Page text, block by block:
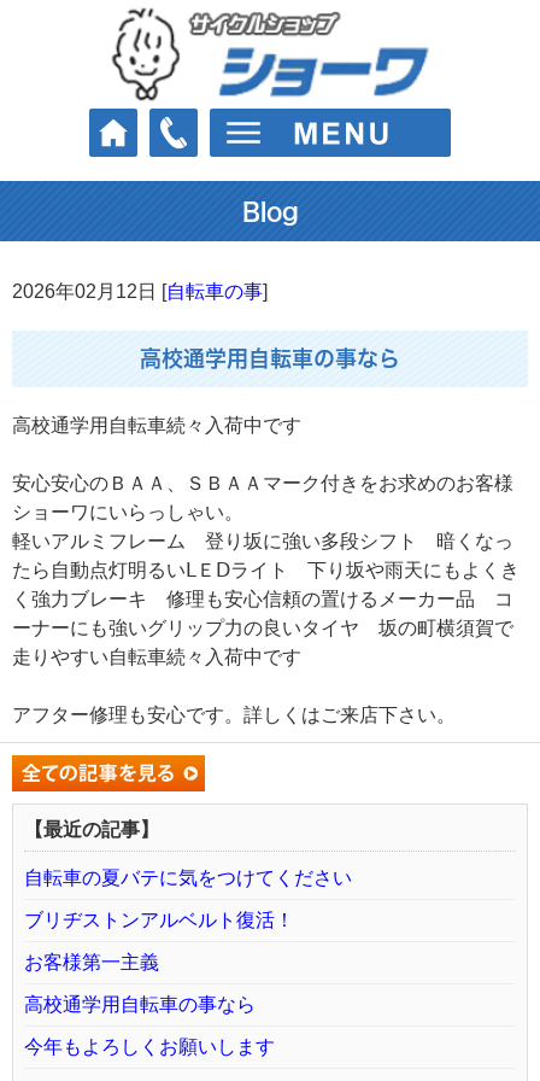
Blog
2026年02月12日 [自転車の事]
高校通学用自転車の事なら
高校通学用自転車続々入荷中です
安心安心のＢＡＡ、ＳＢＡＡマーク付きをお求めのお客様
ショーワにいらっしゃい。
軽いアルミフレーム 登り坂に強い多段シフト 暗くなっ
たら自動点灯明るいⅬＥⅮライト 下り坂や雨天にもよくき
く強力ブレーキ 修理も安心信頼の置けるメーカー品 コ
ーナーにも強いグリップ力の良いタイヤ 坂の町横須賀で
走りやすい自転車続々入荷中です
アフター修理も安心です。詳しくはご来店下さい。
【最近の記事】
自転車の夏バテに気をつけてください
ブリヂストンアルベルト復活！
お客様第一主義
高校通学用自転車の事なら
今年もよろしくお願いします